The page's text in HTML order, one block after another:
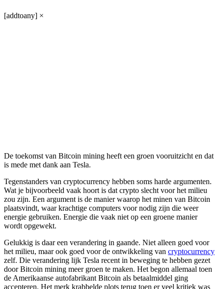
[addtoany] ×
De toekomst van Bitcoin mining heeft een groen vooruitzicht en dat
is mede met dank aan Tesla.
Tegenstanders van cryptocurrency hebben soms harde argumenten.
Wat je bijvoorbeeld vaak hoort is dat crypto slecht voor het milieu
zou zijn. Een argument is de manier waarop het minen van Bitcoin
plaatsvindt, waar krachtige computers voor nodig zijn die weer
energie gebruiken. Energie die vaak niet op een groene manier
wordt opgewekt.
Gelukkig is daar een verandering in gaande. Niet alleen goed voor
het milieu, maar ook goed voor de ontwikkeling van cryptocurrency
zelf. Die verandering lijk Tesla recent in beweging te hebben gezet
door Bitcoin mining meer groen te maken. Het begon allemaal toen
de Amerikaanse autofabrikant Bitcoin als betaalmiddel ging
accepteren. Het merk krabbelde plots terug toen er veel kritiek was